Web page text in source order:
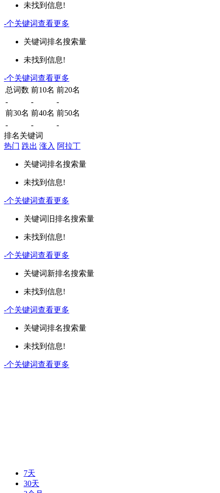
未找到信息!
-个关键词查看更多
关键词排名搜索量
未找到信息!
-个关键词查看更多
总词数 前10名 前20名
-
-
-
前30名 前40名 前50名
-
-
-
排名关键词
热门 跌出 涨入 阿拉丁
关键词排名搜索量
未找到信息!
-个关键词查看更多
关键词 旧排名搜索量
未找到信息!
-个关键词查看更多
关键词新排名搜索量
未找到信息!
-个关键词查看更多
关键词排名搜索量
未找到信息!
-个关键词查看更多
7天
30天